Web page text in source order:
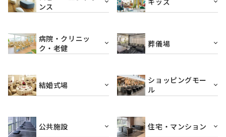
ンス
病院・クリニッ
ク・老健
葬儀場
結婚式場
ショッピングモー
ル
公共施設 住宅・マンション